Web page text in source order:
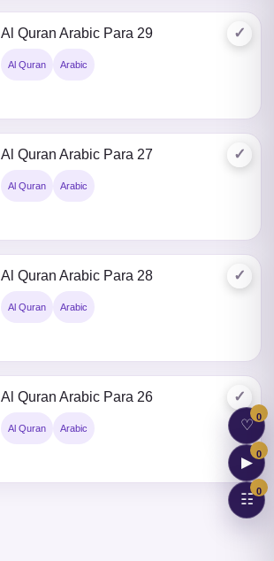
✓
Al Quran Arabic Para 29
Al Quran Arabic
✓
Al Quran Arabic Para 27
Al Quran Arabic
✓
Al Quran Arabic Para 28
Al Quran Arabic
✓
Al Quran Arabic Para 26
Al Quran Arabic ♡ 0
▶ 0
☷ 0